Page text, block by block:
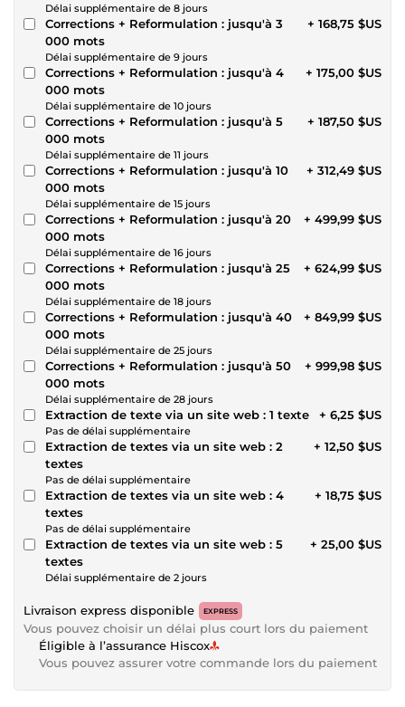
Délai supplémentaire de 8 jours
Corrections + Reformulation : jusqu'à 3
000 mots
Délai supplémentaire de 9 jours
+ 168,75 $US
Corrections + Reformulation : jusqu'à 4
000 mots
Délai supplémentaire de 10 jours
+ 175,00 $US
Corrections + Reformulation : jusqu'à 5
000 mots
Délai supplémentaire de 11 jours
+ 187,50 $US
Corrections + Reformulation : jusqu'à 10
000 mots
Délai supplémentaire de 15 jours
+ 312,49 $US
Corrections + Reformulation : jusqu'à 20
000 mots
Délai supplémentaire de 16 jours
+ 499,99 $US
Corrections + Reformulation : jusqu'à 25
000 mots
Délai supplémentaire de 18 jours
+ 624,99 $US
Corrections + Reformulation : jusqu'à 40
000 mots
Délai supplémentaire de 25 jours
+ 849,99 $US
Corrections + Reformulation : jusqu'à 50
000 mots
Délai supplémentaire de 28 jours
+ 999,98 $US
Extraction de texte via un site web : 1 texte
Pas de délai supplémentaire
+ 6,25 $US
Extraction de textes via un site web : 2
textes
Pas de délai supplémentaire
+ 12,50 $US
Extraction de textes via un site web : 4
textes
Pas de délai supplémentaire
+ 18,75 $US
Extraction de textes via un site web : 5
textes
Délai supplémentaire de 2 jours
+ 25,00 $US
Livraison express disponible EXPRESS
Vous pouvez choisir un délai plus court lors du paiement
Éligible à l’assurance Hiscox
Vous pouvez assurer votre commande lors du paiement